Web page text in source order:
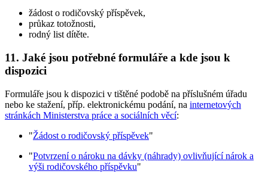
žádost o rodičovský příspěvek,
průkaz totožnosti,
rodný list dítěte.
11. Jaké jsou potřebné formuláře a kde jsou k
dispozici
Formuláře jsou k dispozici v tištěné podobě na příslušném úřadu
nebo ke stažení, příp. elektronickému podání, na internetových
stránkách Ministerstva práce a sociálních věcí:
"Žádost o rodičovský příspěvek"
"Potvrzení o nároku na dávky (náhrady) ovlivňující nárok a
výši rodičovského příspěvku"